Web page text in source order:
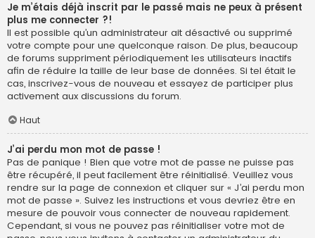
Je m’étais déjà inscrit par le passé mais ne peux à présent
plus me connecter ?!
Il est possible qu’un administrateur ait désactivé ou supprimé
votre compte pour une quelconque raison. De plus, beaucoup
de forums suppriment périodiquement les utilisateurs inactifs
afin de réduire la taille de leur base de données. Si tel était le
cas, inscrivez-vous de nouveau et essayez de participer plus
activement aux discussions du forum.
Haut
J’ai perdu mon mot de passe !
Pas de panique ! Bien que votre mot de passe ne puisse pas
être récupéré, il peut facilement être réinitialisé. Veuillez vous
rendre sur la page de connexion et cliquer sur « J’ai perdu mon
mot de passe ». Suivez les instructions et vous devriez être en
mesure de pouvoir vous connecter de nouveau rapidement.
Cependant, si vous ne pouvez pas réinitialiser votre mot de